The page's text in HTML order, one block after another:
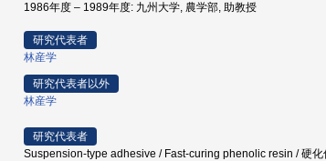
1986年度 – 1989年度: 九州大学, 農学部, 助教授
研究代表者
林産学
研究代表者以外
林産学
研究代表者
Suspension-type adhesive / Fast-curing phenolic resin / 硬